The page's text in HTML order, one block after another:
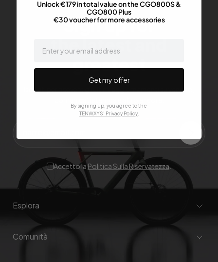
Sign up for
the latest and
greatest
Iscriviti per ricevere gli ultimi aggiornamenti su vendite,
Accetto laPolitica Sulla Riservatezza.
Esplora
Comunità
Unlock €179 in total value on the CGO800S &
CGO800 Plus
€30 voucher for more accessories
Get my offer
By signing up, you agree to the
TENWAYS' Privacy Policy.